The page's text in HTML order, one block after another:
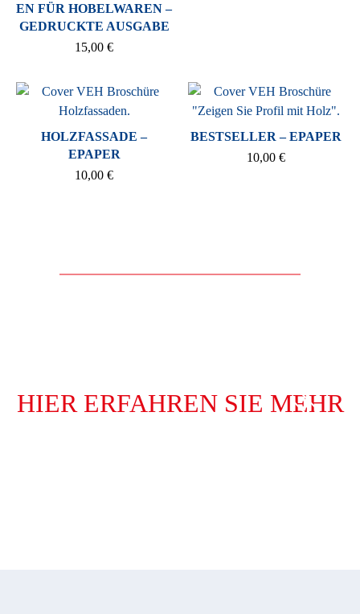
EN FÜR HOBELWAREN –
GEDRUCKTE AUSGABE
15,00 €
HOLZFASSADE –
EPAPER
10,00 €
BESTSELLER – EPAPER
10,00 €
HIER ERFAHREN SIE MEHR